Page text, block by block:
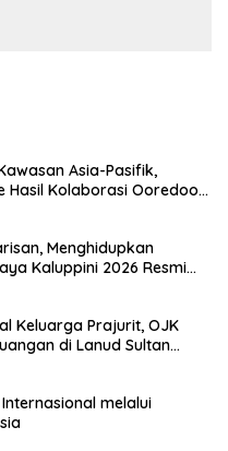
Asia-Pasifik,
Hasil Kolaborasi Ooredoo
Menghidupkan
Kaluppini 2026 Resmi
Keluarga Prajurit, OJK
di Lanud Sultan
melalui